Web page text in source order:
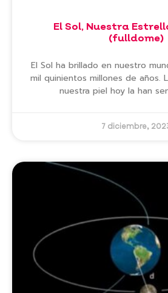
El Sol, Nuestra
(fulldome)
El Sol ha brillado en nuestro
mil quinientos millones de años.
nuestra piel hoy la han
7 diciembre,